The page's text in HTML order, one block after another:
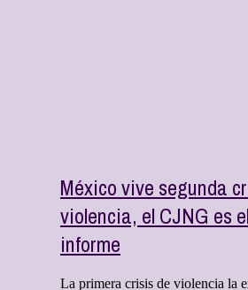
México vive segunda
violencia, el CJNG es
informe
La primera crisis de violencia la